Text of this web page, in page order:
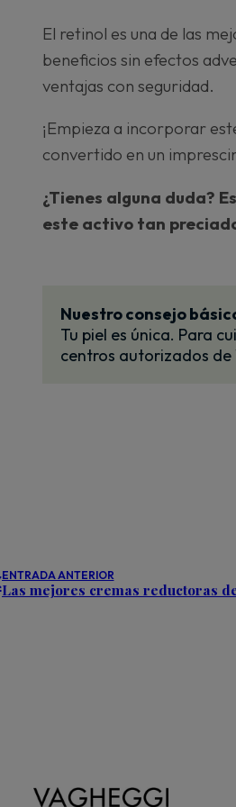
El retinol es una de las
beneficios sin efectos
ventajas con seguridad.
¡Empieza a incorporar
convertido en un
¿Tienes alguna duda?
este activo tan
Nuestro consejo
Tu piel es única. Para
centros autorizados de
ENTRADA ANTERIOR